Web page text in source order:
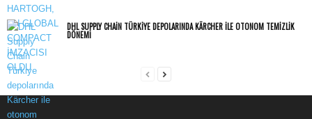
DHL SUPPLY CHAIN TÜRKIYE DEPOLARINDA KÄRCHER ILE OTONOM TEMIZLIK
DÖNEMI